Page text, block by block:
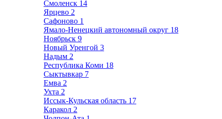
Смоленск 14
Ярцево 2
Сафоново 1
Ямало-Ненецкий автономный округ 18
Ноябрьск 9
Новый Уренгой 3
Надым 2
Республика Коми 18
Сыктывкар 7
Емва 2
Ухта 2
Иссык-Кульская область 17
Каракол 2